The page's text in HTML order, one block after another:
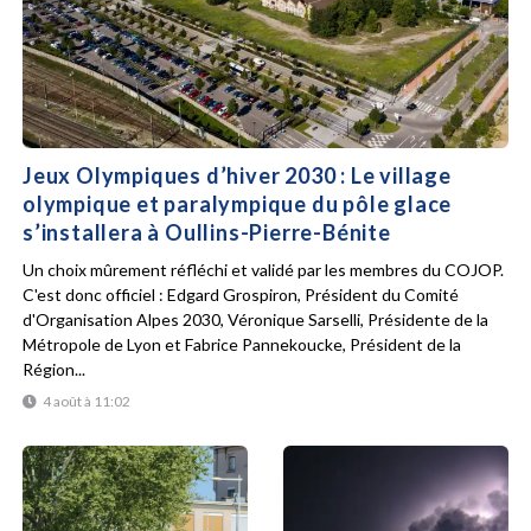
Jeux Olympiques d’hiver 2030 : Le village
olympique et paralympique du pôle glace
s’installera à Oullins-Pierre-Bénite
4 août à 11:02
Un choix mûrement réfléchi et validé par les membres du COJOP.
C'est donc officiel : Edgard Grospiron, Président du Comité
d'Organisation Alpes 2030, Véronique Sarselli, Présidente de la
Métropole de Lyon et Fabrice Pannekoucke, Président de la
Région...